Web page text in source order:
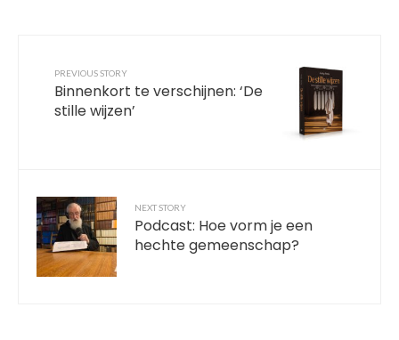
PREVIOUS STORY
Binnenkort te verschijnen: ‘De
stille wijzen’
NEXT STORY
Podcast: Hoe vorm je een
hechte gemeenschap?